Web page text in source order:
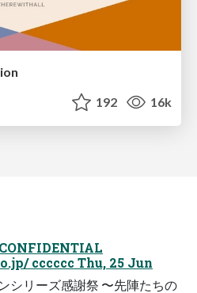
192 16k
cccccc Thu, 25 Jun
シリーズ感謝祭 〜先陣たちの